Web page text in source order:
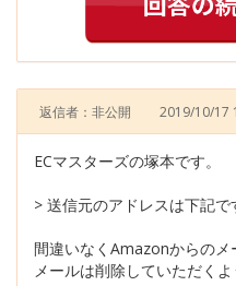
返信者：非公開 2019/10/17
ECマスターズの塚本です。
> 送信元のアドレスは下記で
間違いなくAmazonからのメ
メールは削除していただ